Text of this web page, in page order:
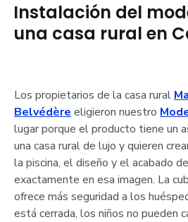
Instalación del
una casa rural en
Los propietarios de la casa rural
Belvédère eligieron nuestro
lugar porque el producto tiene un
una casa rural de lujo y quieren
la piscina, el diseño y el acabado
exactamente en esa imagen. La
ofrece más seguridad a los
está cerrada, los niños no pueden